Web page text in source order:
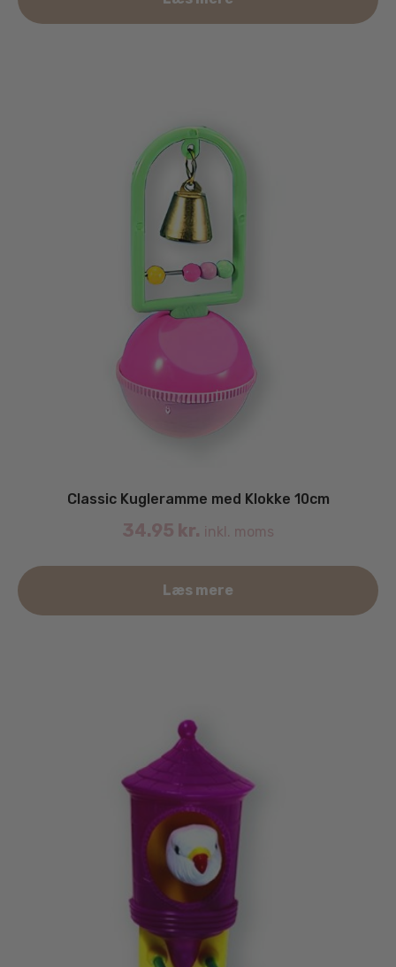
Classic Kugleramme med Klokke 10cm
34.95 kr. inkl. moms
Læs mere